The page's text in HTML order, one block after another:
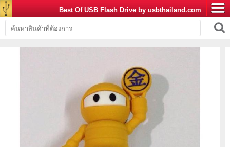
Best Of USB Flash Drive by usbthailand.com